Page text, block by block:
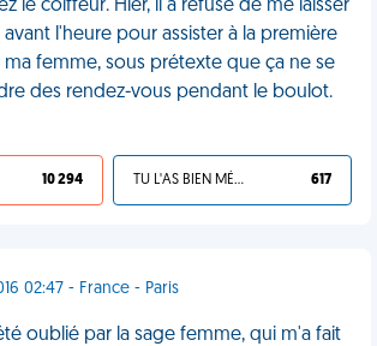
le coiffeur. Hier, il a refusé de me laisser
avant l'heure pour assister à la première
femme, sous prétexte que ça ne se
des rendez-vous pendant le boulot.
10 294 TU L'AS BIEN MÉRITÉ 617
02:47 - France - Paris
oublié par la sage femme, qui m'a fait